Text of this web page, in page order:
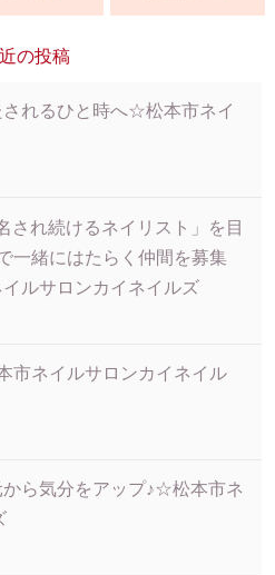
の投稿
れるひと時へ☆松本市ネイ
され続けるネイリスト」を目
一緒にはたらく仲間を募集
ルサロンカイネイルズ
市ネイルサロンカイネイル
ら気分をアップ♪☆松本市ネ